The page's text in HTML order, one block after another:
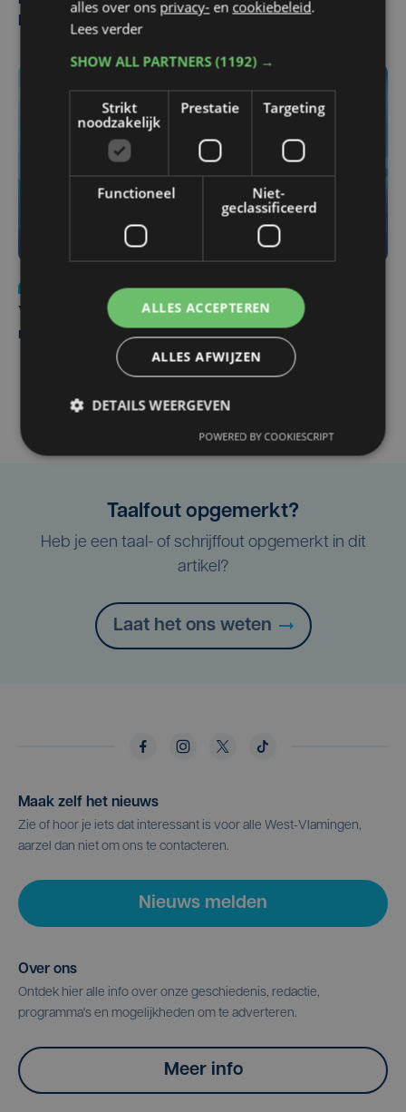
Pieters Brugge
do 6 augustus | 21:30
Yaro (19), slachtoffer van vechtpartij, is na
maandenlange coma overleden
Taalfout opgemerkt?
Heb je een taal- of schrijffout opgemerkt in dit
artikel?
Laat het ons weten
Maak zelf het nieuws
Zie of hoor je iets dat interessant is voor alle West-Vlamingen,
aarzel dan niet om ons te contacteren.
Nieuws melden
Over ons
Ontdek hier alle info over onze geschiedenis, redactie,
programma's en mogelijkheden om te adverteren.
Meer info
alles over ons privacy- en cookiebeleid.
Lees verder
SHOW ALL PARTNERS(1192) →
Strikt
noodzakelijk
Prestatie Targeting
Functioneel
Niet-
geclassificeerd
ALLES ACCEPTEREN
ALLES AFWIJZEN
DETAILS WEERGEVEN
POWERED BY COOKIESCRIPT